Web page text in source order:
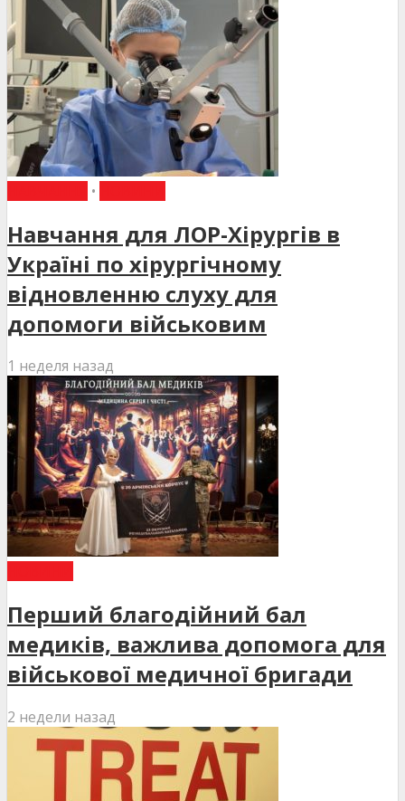
•
Навчання для ЛОР-Хірургів в
Україні по хірургічному
відновленню слуху для
допомоги військовим
1 неделя назад
Перший благодійний бал
медиків, важлива допомога для
військової медичної бригади
2 недели назад